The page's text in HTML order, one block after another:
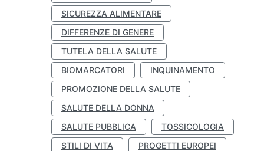
SICUREZZA ALIMENTARE
DIFFERENZE DI GENERE
TUTELA DELLA SALUTE
BIOMARCATORI
INQUINAMENTO
PROMOZIONE DELLA SALUTE
SALUTE DELLA DONNA
SALUTE PUBBLICA
TOSSICOLOGIA
STILI DI VITA
PROGETTI EUROPEI